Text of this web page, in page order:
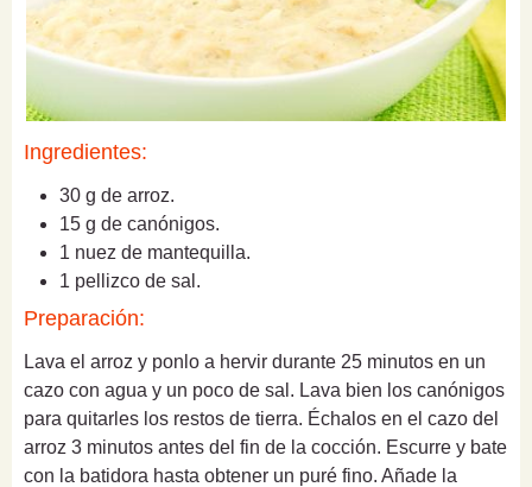
Ingredientes:
30 g de arroz.
15 g de canónigos.
1 nuez de mantequilla.
1 pellizco de sal.
Preparación:
Lava el arroz y ponlo a hervir durante 25 minutos en un
cazo con agua y un poco de sal. Lava bien los canónigos
para quitarles los restos de tierra. Échalos en el cazo del
arroz 3 minutos antes del fin de la cocción. Escurre y bate
con la batidora hasta obtener un puré fino. Añade la